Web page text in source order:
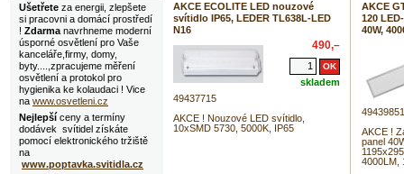
AKCE ECOLITE LED nouzové
svítidlo IP65, LEDER TL638L-LED
N16
490,–
skladem
49437715
AKCE ! Nouzové LED svítidlo,
10xSMD 5730, 5000K, IP65
AKCE
120
40W,
49439851
AKCE !
panel
4000LM,
Ušetřete za energii, zlepšete
si pracovni a domácí prostředí
! Zdarma navrhneme moderní
úsporné osvětlení pro Vaše
kanceláře,firmy, domy,
byty....,zpracujeme měření
osvětlení a protokol pro
hygienika ke kolaudaci ! Vice
na www.osvetleni.cz
Nejlepší ceny a termíny
dodávek svítidel získáte
pomocí elektronického tržiště
na
www.poptavka.svitidla.cz